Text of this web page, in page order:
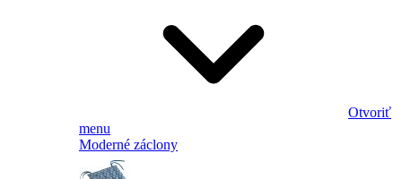
Otvoriť
menu
Moderné záclony